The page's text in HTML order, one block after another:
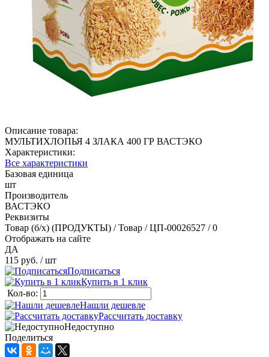
Описание товара:
МУЛЬТИХЛОПЬЯ 4 ЗЛАКА 400 ГР ВАСТЭКО
Характеристики:
Все характеристики
Базовая единица
шт
Производитель
ВАСТЭКО
Реквизиты
Товар (б/х) (ПРОДУКТЫ) / Товар / ЦП-00026527 / 0
Отображать на сайте
ДА
115 руб. / шт
Подписаться
Купить в 1 клик
Кол-во:
Нашли дешевле
Рассчитать доставку
Недоступно
Поделиться